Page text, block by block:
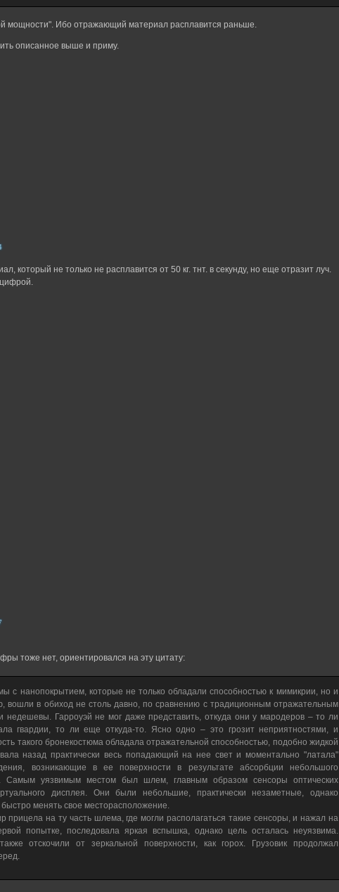
мощности". Ибо отражающий материал расплавится раньше.
описанное выше и приму.
который не только не расплавится от 50 кг. тнт. в секунду, но еще отразит луч.
тоже нет, ориентировался на эту цитату:
с нанопокрытием, которые не только обладали способностью к мимикрии, но и
вошли в обиход не столь давно, по сравнению с традиционным отражательным
Гарроуэй не мог даже представить, откуда они у мародеров – то ли
гвардии, то ли еще откуда-то. Ясно одно – это грозит неприятностями, и
такого бронекостюма обладала отражательной способностью, подобно жидкой
назад практически весь попадающий на нее свет и моментально "латала"
возникающие в ее поверхности в результате абсорбции небольшого
Самым уязвимым местом был шлем, главным образом сенсоры оптических
дисплея. Они были небольшие, практически незаметные, однако
менять свое месторасположение.
прицела на ту часть шлема, где могли располагаться такие сенсоры, и нажал на
попытке, последовала яркая вспышка, однако цель осталась неуязвима.
отскочили от зеркальной поверхности, как горох. Грузовик продолжал